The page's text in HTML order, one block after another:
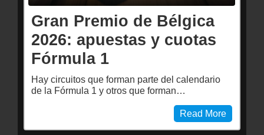
Gran Premio de Bélgica
2026: apuestas y cuotas
Fórmula 1
Hay circuitos que forman parte del calendario
de la Fórmula 1 y otros que forman…
Read More